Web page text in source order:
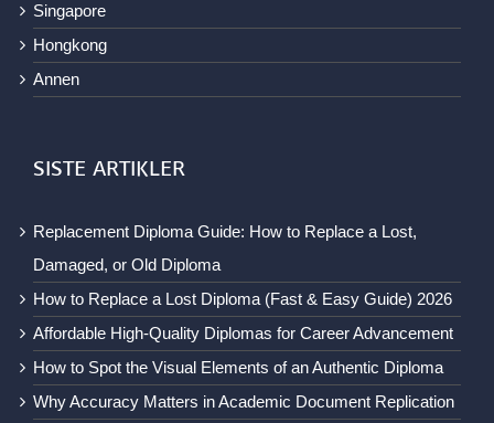
Singapore
Hongkong
Annen
SISTE ARTIKLER
Replacement Diploma Guide: How to Replace a Lost,
Damaged, or Old Diploma
How to Replace a Lost Diploma (Fast & Easy Guide) 2026
Affordable High-Quality Diplomas for Career Advancement
How to Spot the Visual Elements of an Authentic Diploma
Why Accuracy Matters in Academic Document Replication